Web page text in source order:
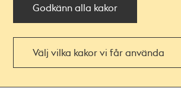
Godkänn alla kakor
Välj vilka kakor vi får använda